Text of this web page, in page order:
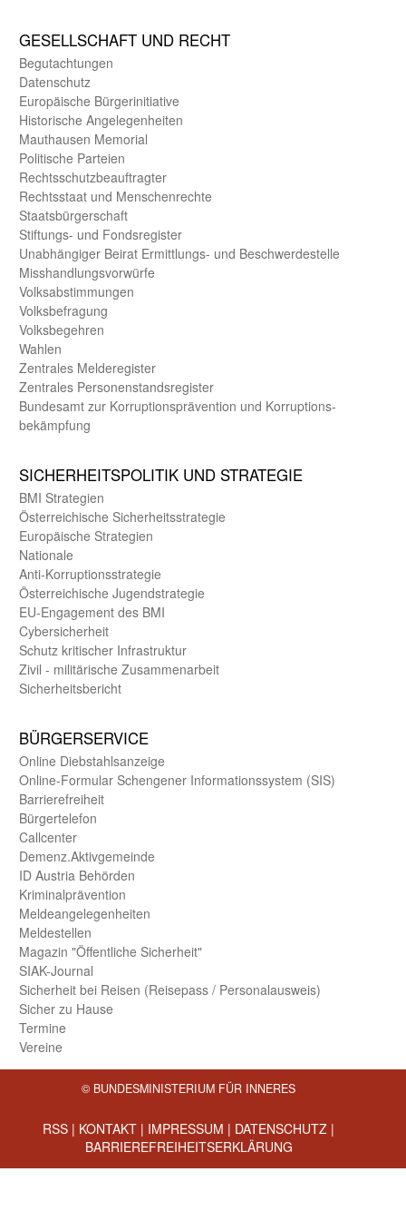
GE­SELL­SCHAFT UND RECHT
Begut­achtungen
Daten­schutz
Europäische Bürger­initiative
Historische Angelegen­heiten
Mauthausen Memorial
Politische Parteien
Rechts­schutz­beauftragter
Rechts­staat und Menschen­rechte
Staats­bürger­schaft
Stiftungs- und Fonds­register
Unab­hängiger Beirat Ermittlungs- und Beschwerde­stelle
Misshandlungs­vorwürfe
Volks­abstimmungen
Volks­befragung
Volks­begehren
Wahlen
Zentrales Melde­register
Zentrales Personen­stands­register
Bundes­amt zur Korrup­tions­prävention und Korrup­tions­
bekämpfung
SICHER­HEITS­POLITIK UND STRATEGIE
BMI Strategien
Öster­reichische Sicherheits­strategie
Europäische Strategien
Nationale
Anti-Korruptions­strategie
Öster­reichische Jugend­strategie
EU-Engagement des BMI
Cybersicherheit
Schutz kritischer Infra­struktur
Zivil - militärische Zusammen­arbeit
Sicherheits­bericht
BÜRGER­SERVICE
Online Diebstahls­anzeige
Online-Formular Schengener Informationssystem (SIS)
Barriere­freiheit
Bürger­telefon
Call­center
Demenz.Aktiv­gemeinde
ID Austria Behörden
Kriminal­prävention
Melde­an­ge­le­gen­heiten
Meld­estellen
Magazin "Öffentliche Sicherheit"
SIAK-Journal
Sicherheit bei Reisen (Reise­pass / Personal­ausweis)
Sicher zu Hause
Termine
Vereine
© BUNDESMINISTERIUM FÜR INNERES
RSS | KONTAKT | IMPRESSUM | DATENSCHUTZ |
BARRIEREFREIHEITSERKLÄRUNG